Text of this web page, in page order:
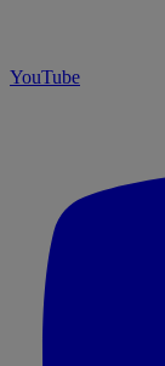
YouTube